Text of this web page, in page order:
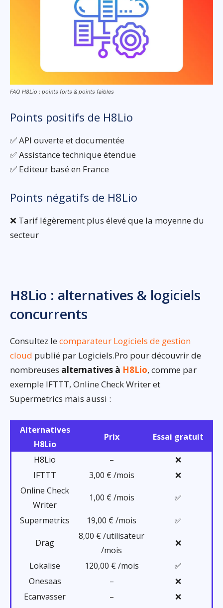
FAQ H8Lio : points forts & points faibles
Points positifs de H8Lio
✅ API ouverte et documentée
✅ Assistance technique étendue
✅ Editeur basé en France
Points négatifs de H8Lio
❌ Tarif légèrement plus élevé que la moyenne du
secteur
H8Lio : alternatives & logiciels
concurrents
Consultez lecomparateur Logiciels de gestion
cloud publié par Logiciels.Pro pour découvrir de
nombreuses alternatives à H8Lio, comme par
exemple IFTTT, Online Check Writer et
Supermetrics mais aussi :
Alternatives
H8Lio
Prix Essai gratuit
H8Lio –
❌
IFTTT
3,00 € /mois
❌
Online Check
Writer
1,00 € /mois ✅
Supermetrics 19,00 € /mois ✅
Drag
8,00 € /utilisateur
/mois
❌
Lokalise 120,00 € /mois
✅
Onesaas
–
❌
Ecanvasser
–
❌